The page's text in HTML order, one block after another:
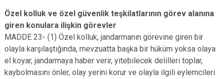
Özel kolluk ve özel güvenlik teşkilatlarının görev alanına
giren konulara ilişkin görevler
MADDE 23- (1) Özel kolluk, jandarmanın görevine giren bir
olayla karşılaştığında, mevzuatta başka bir hüküm yoksa olaya
el koyar, jandarmaya haber verir, yitebilecek delilleri toplar,
kaybolmasını önler, olay yerini korur ve olayla ilgili eylemcileri